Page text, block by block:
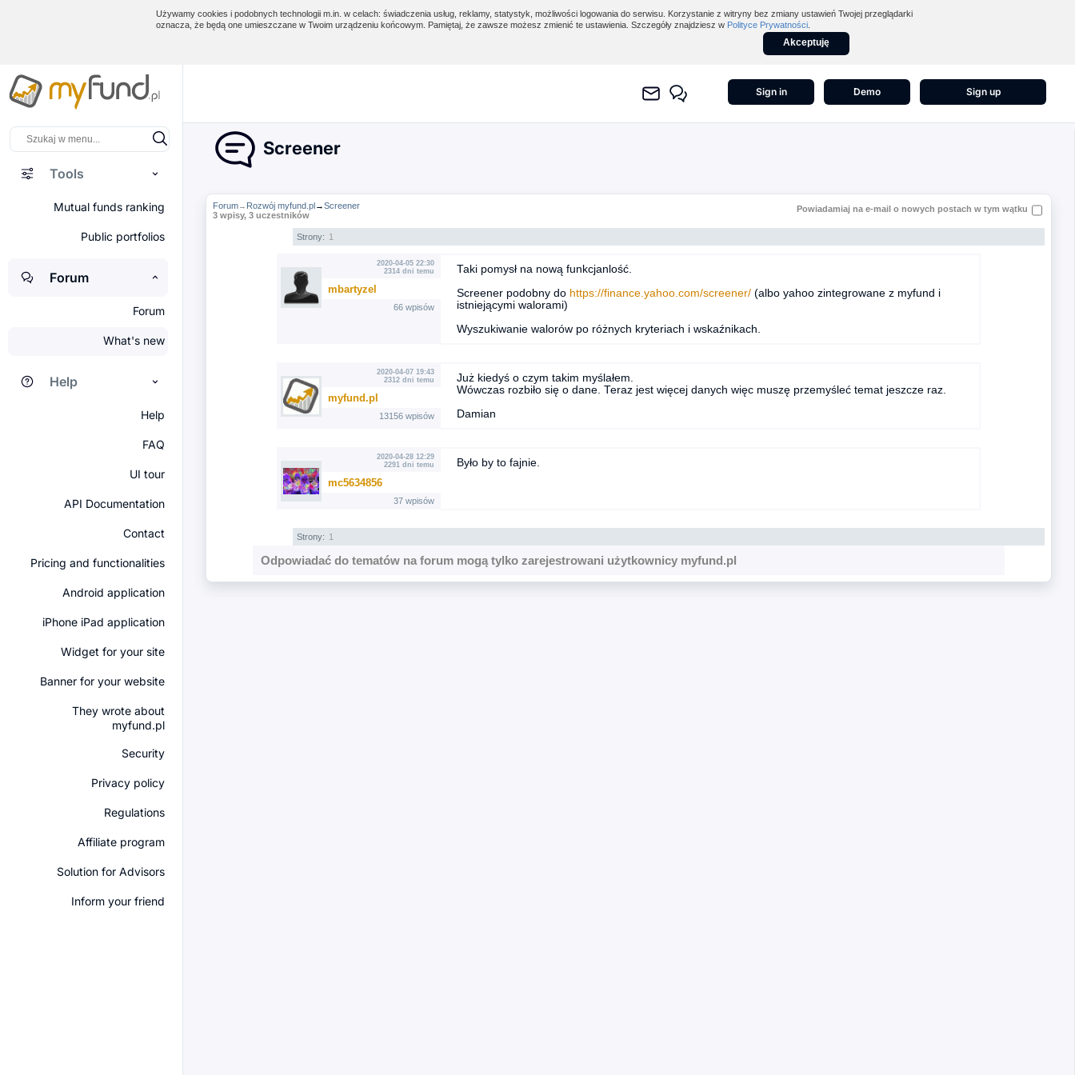
Używamy cookies i podobnych technologii m.in. w celach: świadczenia usług, reklamy, statystyk, możliwości logowania do serwisu. Korzystanie z witryny bez zmiany ustawień Twojej przeglądarki
oznacza, że będą one umieszczane w Twoim urządzeniu końcowym. Pamiętaj, że zawsze możesz zmienić te ustawienia. Szczegóły znajdziesz w Polityce Prywatności
Akceptuję
Tools
Mutual funds ranking
Public portfolios
Forum
Forum
What's new
Help
Help
FAQ
UI tour
API Documentation
Contact
Pricing and functionalities
Android application
iPhone iPad application
Widget for your site
Banner for your website
They wrote about
myfund.pl
Security
Privacy policy
Regulations
Affiliate program
Solution for Advisors
Inform your friend
Sign in Demo Sign up
Screener
Forum→ Rozwój myfund.pl→Screener
3 wpisy, 3 uczestników
Powiadamiaj na e-mail o nowych postach w tym wątku
Strony: 1
2020-04-05 22:30
2314 dni temu
mbartyzel
66 wpisów
Taki pomysł na nową funkcjanlość.
Screener podobny do https://finance.yahoo.com/screener/(albo yahoo zintegrowane z myfund i
istniejącymi walorami)
Wyszukiwanie walorów po różnych kryteriach i wskaźnikach.
2020-04-07 19:43
2312 dni temu
myfund.pl
13156 wpisów
Już kiedyś o czym takim myślałem.
Wówczas rozbiło się o dane. Teraz jest więcej danych więc muszę przemyśleć temat jeszcze raz.
Damian
2020-04-28 12:29
2291 dni temu
mc5634856
37 wpisów
Było by to fajnie.
Strony: 1
Odpowiadać do tematów na forum mogą tylko zarejestrowani użytkownicy myfund.pl